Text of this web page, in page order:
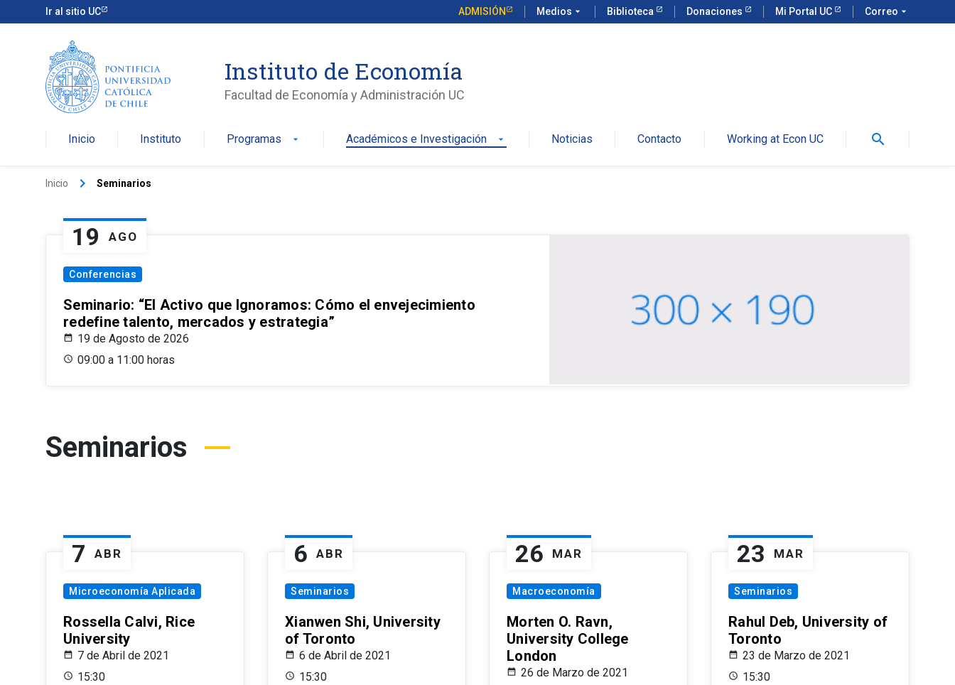
Ir al sitio UC ADMISIÓN Medios arrow_drop_down Biblioteca Donaciones Mi Portal UC Correo arrow_drop_down
Instituto de Economía
Facultad de Economía y Administración UC
Inicio Instituto Programas arrow_drop_down Académicos e Investigación arrow_drop_down Noticias Contacto Working at Econ UC search
Inicio keyboard_arrow_right Seminarios
19 AGO
Conferencias
Seminario: “El Activo que Ignoramos: Cómo el envejecimiento
redefine talento, mercados y estrategia”
19 de Agosto de 2026
09:00 a 11:00 horas
Seminarios
7 ABR
Microeconomía Aplicada
Rossella Calvi, Rice
University
7 de Abril de 2021
15:30
6 ABR
Seminarios
Xianwen Shi, University
of Toronto
6 de Abril de 2021
15:30
26 MAR
Macroeconomía
Morten O. Ravn,
University College
London
26 de Marzo de 2021
23 MAR
Seminarios
Rahul Deb, University of
Toronto
23 de Marzo de 2021
15:30